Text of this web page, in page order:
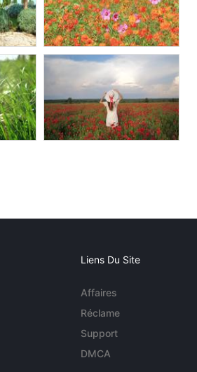
Liens Du Site
Affaires
Réclame
Support
DMCA